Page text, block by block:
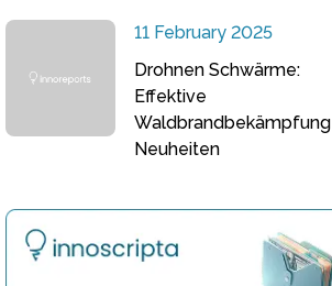
11 February 2025
Drohnen Schwärme:
Effektive
Waldbrandbekämpfung
Neuheiten